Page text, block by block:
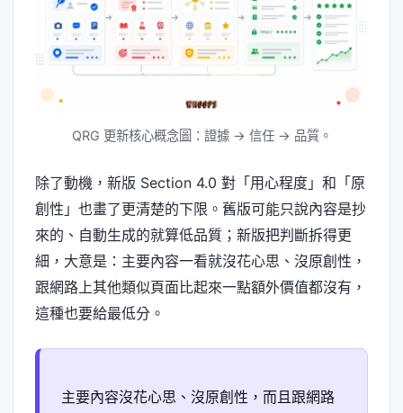
QRG 更新核心概念圖：證據 → 信任 → 品質。
除了動機，新版 Section 4.0 對「用心程度」和「原
創性」也畫了更清楚的下限。舊版可能只說內容是抄
來的、自動生成的就算低品質；新版把判斷拆得更
細，大意是：主要內容一看就沒花心思、沒原創性，
跟網路上其他類似頁面比起來一點額外價值都沒有，
這種也要給最低分。
主要內容沒花心思、沒原創性，而且跟網路